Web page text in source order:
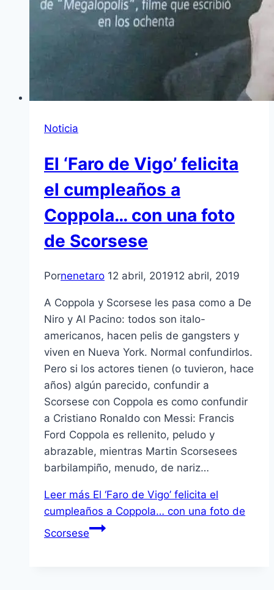
Noticia
El ‘Faro de Vigo’ felicita
el cumpleaños a
Coppola… con una foto
de Scorsese
Pornenetaro 12 abril, 201912 abril, 2019
A Coppola y Scorsese les pasa como a De
Niro y Al Pacino: todos son italo-
americanos, hacen pelis de gangsters y
viven en Nueva York. Normal confundirlos.
Pero si los actores tienen (o tuvieron, hace
años) algún parecido, confundir a
Scorsese con Coppola es como confundir
a Cristiano Ronaldo con Messi: Francis
Ford Coppola es rellenito, peludo y
abrazable, mientras Martin Scorsesees
barbilampiño, menudo, de nariz…
Leer más El ‘Faro de Vigo’ felicita el
cumpleaños a Coppola… con una foto de
Scorsese